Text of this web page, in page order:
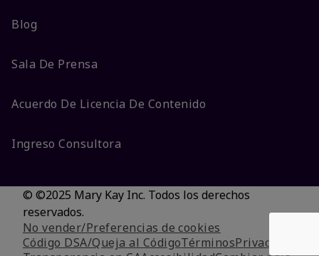
Blog
Sala De Prensa
Acuerdo De Licencia De Contenido
Ingreso Consultora
© ©2025 Mary Kay Inc. Todos los derechos
reservados.
No vender/Preferencias de cookies
Código DSA/Queja al CódigoTérminosPrivacidad